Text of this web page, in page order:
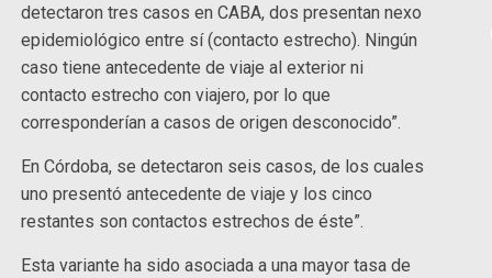
detectaron tres casos en CABA, dos presentan nexo
epidemiológico entre sí (contacto estrecho). Ningún
caso tiene antecedente de viaje al exterior ni
contacto estrecho con viajero, por lo que
corresponderían a casos de origen desconocido”.
En Córdoba, se detectaron seis casos, de los cuales
uno presentó antecedente de viaje y los cinco
restantes son contactos estrechos de éste”.
Esta variante ha sido asociada a una mayor tasa de